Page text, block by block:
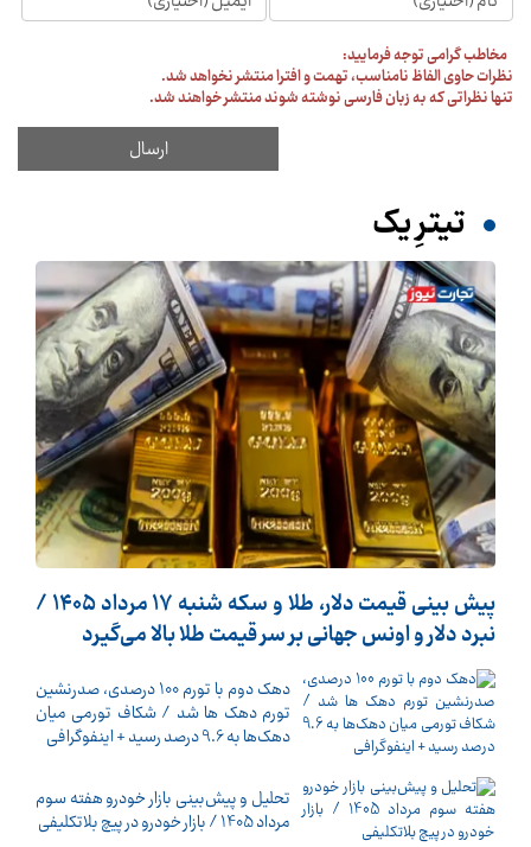
مخاطب گرامی توجه فرمایید:
نظرات حاوی الفاظ نامناسب، تهمت و افترا منتشر نخواهد شد.
تنها نظراتی که به زبان فارسی نوشته شوند منتشر خواهند شد.
تیترِ یک
پیش ‌بینی قیمت دلار، طلا و سکه شنبه ۱۷ مرداد ۱۴۰۵ /
نبرد دلار و اونس جهانی بر سر قیمت طلا بالا می‌گیرد
دهک دوم با تورم 100 درصدی، صدرنشین
تورم دهک ها شد / شکاف تورمی میان
دهک‌ها به 9.6 درصد رسید + اینفوگرافی
تحلیل و پیش‌بینی بازار خودرو هفته سوم
مرداد 1405 / بازار خودرو در پیچ بلاتکلیفی